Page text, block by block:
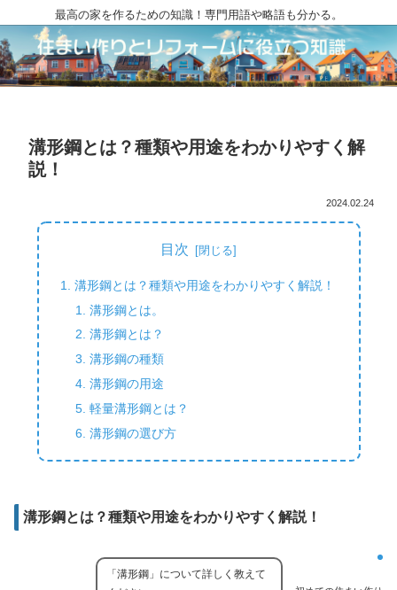
最高の家を作るための知識！専門用語や略語も分かる。
溝形鋼とは？種類や用途をわかりやすく解
説！
2024.02.24
目次
溝形鋼とは？種類や用途をわかりやすく解説！
溝形鋼とは。
溝形鋼とは？
溝形鋼の種類
溝形鋼の用途
軽量溝形鋼とは？
溝形鋼の選び方
溝形鋼とは？種類や用途をわかりやすく解説！
「溝形鋼」について詳しく教えて